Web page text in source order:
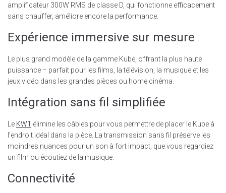
amplificateur 300W RMS de classe D, qui fonctionne efficacement
sans chauffer, améliore encore la performance.
Expérience immersive sur mesure
Le plus grand modèle de la gamme Kube, offrant la plus haute
puissance – parfait pour les films, la télévision, la musique et les
jeux vidéo dans les grandes pièces ou home cinéma.
Intégration sans fil simplifiée
Le KW1 élimine les câbles pour vous permettre de placer le Kube à
l’endroit idéal dans la pièce. La transmission sans fil préserve les
moindres nuances pour un son à fort impact, que vous regardiez
un film ou écoutiez de la musique.
Connectivité